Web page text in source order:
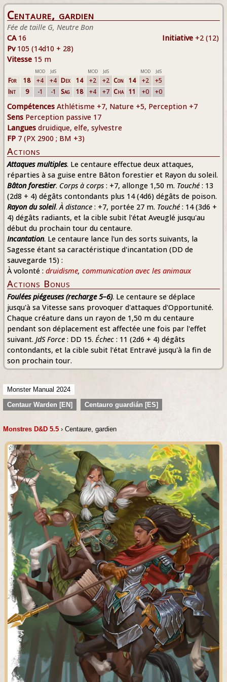
Centaure, gardien
Fée de taille G, Neutre Bon
Initiative +2 (12)
CA16
Pv105 (14d10 + 28)
Vitesse 15 m
MOD JdS MOD JdS MOD JdS
For 18 +4 +4 Dex 14 +2 +2 Con 14 +2
+5
Int
9 -1 -1 Sag 18 +4 +7 Cha 11 +0 +0
Compétences Athlétisme +7, Nature +5, Perception +7
Sens Perception passive 17
Langues druidique, elfe, sylvestre
FP 7 (PX 2900 ; BM +3)
Actions
Attaques multiples. Le centaure effectue deux attaques,
réparties à sa guise entre Bâton forestier et Rayon du soleil.
Bâton forestier. Corps à corps : +7, allonge 1,50 m. Touché : 13
(2d8 + 4) dégâts contondants plus 14 (4d6) dégâts de poison.
Rayon du soleil.À distance : +7, portée 27 m. Touché : 14 (3d6 +
4) dégâts radiants, et la cible subit l'état Aveuglé jusqu'au
début du prochain tour du centaure.
Incantation. Le centaure lance l'un des sorts suivants, la
Sagesse étant sa caractéristique d'incantation (DD de
sauvegarde 15) :
À volonté : druidisme, communication avec les animaux
Actions Bonus
Foulées piégeuses (recharge 5–6). Le centaure se déplace
jusqu'à sa Vitesse sans provoquer d'attaques d'Opportunité.
Chaque créature dans un rayon de 1,50 m du centaure
pendant son déplacement est affectée une fois par l'effet
suivant. JdS Force : DD 15. Échec : 11 (2d6 + 4) dégâts
contondants, et la cible subit l'état Entravé jusqu'à la fin de
son prochain tour.
Monster Manual 2024
Centaur Warden [EN]
Centauro guardián [ES]
Monstres D&D 5.5 › Centaure, gardien